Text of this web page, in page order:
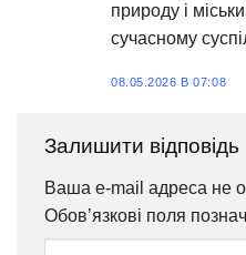
природу і
сучасному
08.05.2026 В 07:08
Залишити відповідь
Ваша e-mail адреса не
Обов’язкові поля